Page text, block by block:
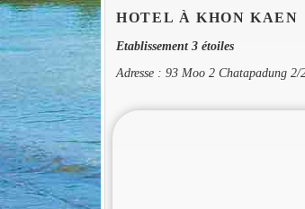
HOTEL À KHON KAEN
Etablissement 3 étoiles
Adresse : 93 Moo 2 Chatapadung